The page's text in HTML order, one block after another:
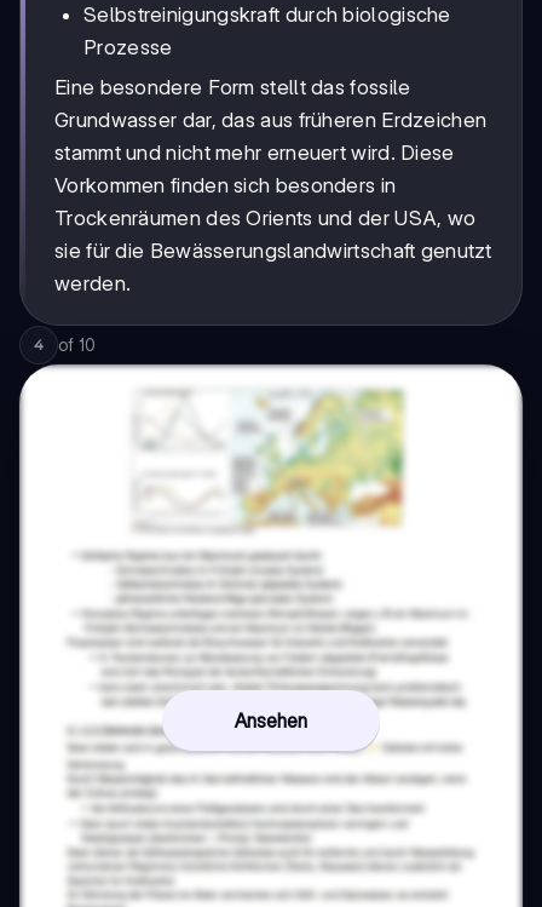
Selbstreinigungskraft durch biologische
Prozesse
Eine besondere Form stellt das fossile
Grundwasser dar, das aus früheren Erdzeichen
stammt und nicht mehr erneuert wird. Diese
Vorkommen finden sich besonders in
Trockenräumen des Orients und der USA, wo
sie für die Bewässerungslandwirtschaft genutzt
werden.
4 of 10
Ansehen